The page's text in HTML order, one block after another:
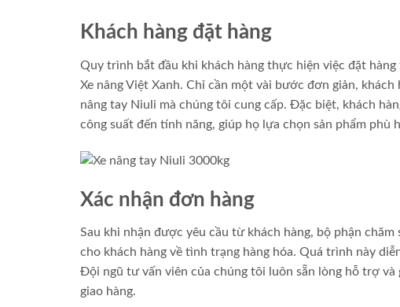
Khách hàng đặt hàng
Quy trình bắt đầu khi khách hàng thực hiện việc đặt
Xe nâng Việt Xanh. Chỉ cần một vài bước đơn giản,
nâng tay Niuli mà chúng tôi cung cấp. Đặc biệt, khách
công suất đến tính năng, giúp họ lựa chọn sản phẩm phù
Xác nhận đơn hàng
Sau khi nhận được yêu cầu từ khách hàng, bộ phận
cho khách hàng về tình trạng hàng hóa. Quá trình này
Đội ngũ tư vấn viên của chúng tôi luôn sẵn lòng hỗ trợ
giao hàng.